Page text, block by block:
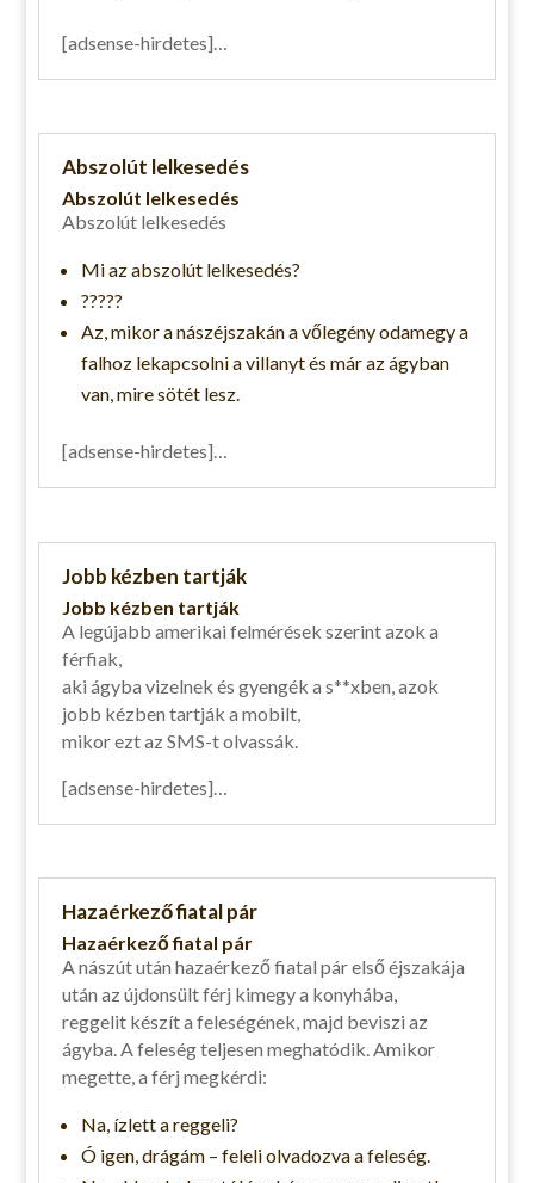
[adsense-hirdetes]…
Abszolút lelkesedés
Abszolút lelkesedés
Abszolút lelkesedés
Mi az abszolút lelkesedés?
?????
Az, mikor a nászéjszakán a vőlegény odamegy a
falhoz lekapcsolni a villanyt és már az ágyban
van, mire sötét lesz.
[adsense-hirdetes]…
Jobb kézben tartják
Jobb kézben tartják
A legújabb amerikai felmérések szerint azok a
férfiak,
aki ágyba vizelnek és gyengék a s**xben, azok
jobb kézben tartják a mobilt,
mikor ezt az SMS-t olvassák.
[adsense-hirdetes]…
Hazaérkező fiatal pár
Hazaérkező fiatal pár
A nászút után hazaérkező fiatal pár első éjszakája
után az újdonsült férj kimegy a konyhába,
reggelit készít a feleségének, majd beviszi az
ágyba. A feleség teljesen meghatódik. Amikor
megette, a férj megkérdi:
Na, ízlett a reggeli?
Ó igen, drágám – feleli olvadozva a feleség.